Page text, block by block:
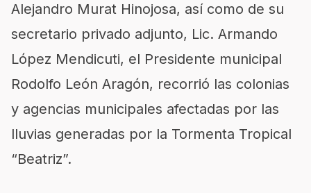
Alejandro Murat Hinojosa, así como de su
secretario privado adjunto, Lic. Armando
López Mendicuti, el Presidente municipal
Rodolfo León Aragón, recorrió las colonias
y agencias municipales afectadas por las
lluvias generadas por la Tormenta Tropical
“Beatriz”.